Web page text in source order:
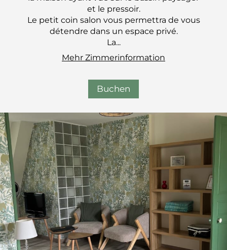
et le pressoir.
Le petit coin salon vous permettra de vous
détendre dans un espace privé.
La...
Mehr Zimmerinformation
Buchen